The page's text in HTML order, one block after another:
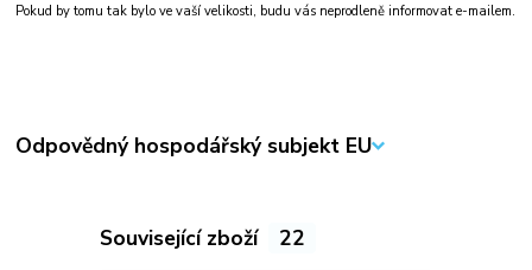
Pokud by tomu tak bylo ve vaší velikosti, budu vás neprodleně informovat e-mailem.
Odpovědný hospodářský subjekt EU
Související zboží 22